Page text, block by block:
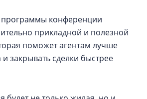
конференции
прикладной и полезной
поможет агентам лучше
закрывать сделки быстрее